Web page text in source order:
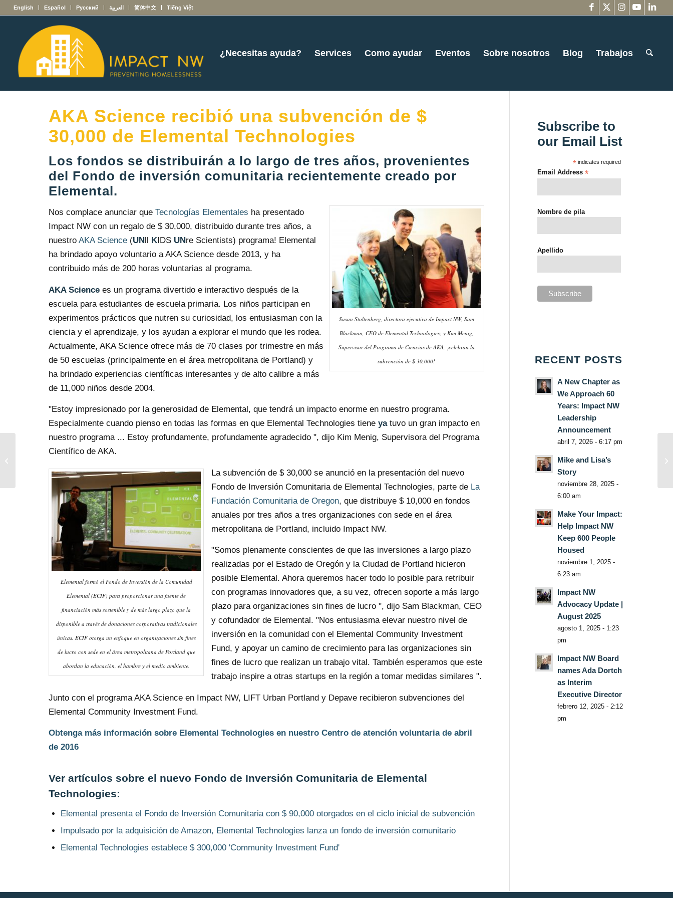
English Español Русский العربية 简体中文 Tiếng Việt
¿Necesitas ayuda? Services Como ayudar Eventos Sobre nosotros Blog Trabajos
AKA Science recibió una subvención de $
30,000 de Elemental Technologies
Los fondos se distribuirán a lo largo de tres años, provenientes
del Fondo de inversión comunitaria recientemente creado por
Elemental.
Susan Stoltenberg, directora ejecutiva de Impact NW; Sam
Blackman, CEO de Elemental Technologies; y Kim Menig,
Supervisor del Programa de Ciencias de AKA, ¡celebran la
subvención de $ 30,000!
Nos complace anunciar queTecnologías Elementales ha presentado
Impact NW con un regalo de $ 30,000, distribuido durante tres años, a
nuestroAKA Science (UN K IDS UN re Scientists) programa! Elemental
ha brindado apoyo voluntario a AKA Science desde 2013, y ha
contribuido más de 200 horas voluntarias al programa.
AKA Science es un programa divertido e interactivo después de la
escuela para estudiantes de escuela primaria. Los niños participan en
experimentos prácticos que nutren su curiosidad, los entusiasman con la
ciencia y el aprendizaje, y los ayudan a explorar el mundo que les rodea.
Actualmente, AKA Science ofrece más de 70 clases por trimestre en más
de 50 escuelas (principalmente en el área metropolitana de Portland) y
ha brindado experiencias científicas interesantes y de alto calibre a más
de 11,000 niños desde 2004.
"Estoy impresionado por la generosidad de Elemental, que tendrá un impacto enorme en nuestro programa.
Especialmente cuando pienso en todas las formas en que Elemental Technologies tieneyatuvo un gran impacto en
nuestro programa ... Estoy profundamente, profundamente agradecido ", dijo Kim Menig, Supervisora ​​del Programa
Científico de AKA.
Elemental formó el Fondo de Inversión de la Comunidad
Elemental (ECIF) para proporcionar una fuente de
financiación más sostenible y de más largo plazo que la
disponible a través de donaciones corporativas tradicionales
únicas. ECIF otorga un enfoque en organizaciones sin fines
de lucro con sede en el área metropolitana de Portland que
abordan la educación, el hambre y el medio ambiente.
La subvención de $ 30,000 se anunció en la presentación del nuevo
Fondo de Inversión Comunitaria de Elemental Technologies, parte de La
Fundación Comunitaria de Oregon, que distribuye $ 10,000 en fondos
anuales por tres años a tres organizaciones con sede en el área
metropolitana de Portland, incluido Impact NW.
"Somos plenamente conscientes de que las inversiones a largo plazo
realizadas por el Estado de Oregón y la Ciudad de Portland hicieron
posible Elemental. Ahora queremos hacer todo lo posible para retribuir
con programas innovadores que, a su vez, ofrecen soporte a más largo
plazo para organizaciones sin fines de lucro ", dijo Sam Blackman, CEO
y cofundador de Elemental. "Nos entusiasma elevar nuestro nivel de
inversión en la comunidad con el Elemental Community Investment
Fund, y apoyar un camino de crecimiento para las organizaciones sin
fines de lucro que realizan un trabajo vital. También esperamos que este
trabajo inspire a otras startups en la región a tomar medidas similares ".
Junto con el programa AKA Science en Impact NW, LIFT Urban Portland y Depave recibieron subvenciones del
Elemental Community Investment Fund.
Obtenga más información sobre Elemental Technologies en nuestro Centro de atención voluntaria de abril
de 2016
Ver artículos sobre el nuevo Fondo de Inversión Comunitaria de Elemental
Technologies:
Elemental presenta el Fondo de Inversión Comunitaria con $ 90,000 otorgados en el ciclo inicial de subvención
Impulsado por la adquisición de Amazon, Elemental Technologies lanza un fondo de inversión comunitario
Elemental Technologies establece $ 300,000 'Community Investment Fund'
Subscribe to
our Email List
* indicates required
Email Address*
Nombre de pila
Apellido
RECENT POSTS
A New Chapter as
We Approach 60
Years: Impact NW
Leadership
Announcement
abril 7, 2026 - 6:17 pm
Mike and Lisa’s
Story
noviembre 28, 2025 -
6:00 am
Make Your Impact:
Help Impact NW
Keep 600 People
Housed
noviembre 1, 2025 -
6:23 am
Impact NW
Advocacy Update |
August 2025
agosto 1, 2025 - 1:23
pm
Impact NW Board
names Ada Dortch
as Interim
Executive Director
febrero 12, 2025 - 2:12
pm
Impact Spotlight:
elementales